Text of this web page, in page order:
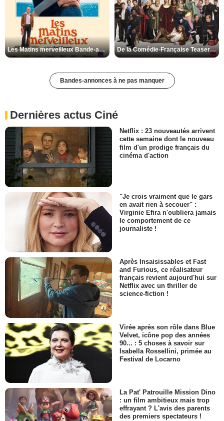
Les Matins merveilleux Bande-annonce VF De la Comédie-Française Teaser VF
Bandes-annonces à ne pas manquer
Dernières actus Ciné
Netflix : 23 nouveautés arrivent
cette semaine dont le nouveau
film d'un prodige français du
cinéma d'action
"Je crois vraiment que le gars
en avait rien à secouer" :
Virginie Efira n'oubliera jamais
le comportement de ce
journaliste !
Après Insaisissables et Fast
and Furious, ce réalisateur
français revient aujourd'hui sur
Netflix avec un thriller de
science-fiction !
Virée après son rôle dans Blue
Velvet, icône pop des années
90... : 5 choses à savoir sur
Isabella Rossellini, primée au
Festival de Locarno
La Pat' Patrouille Mission Dino
: un film ambitieux mais trop
effrayant ? L'avis des parents
des premiers spectateurs !